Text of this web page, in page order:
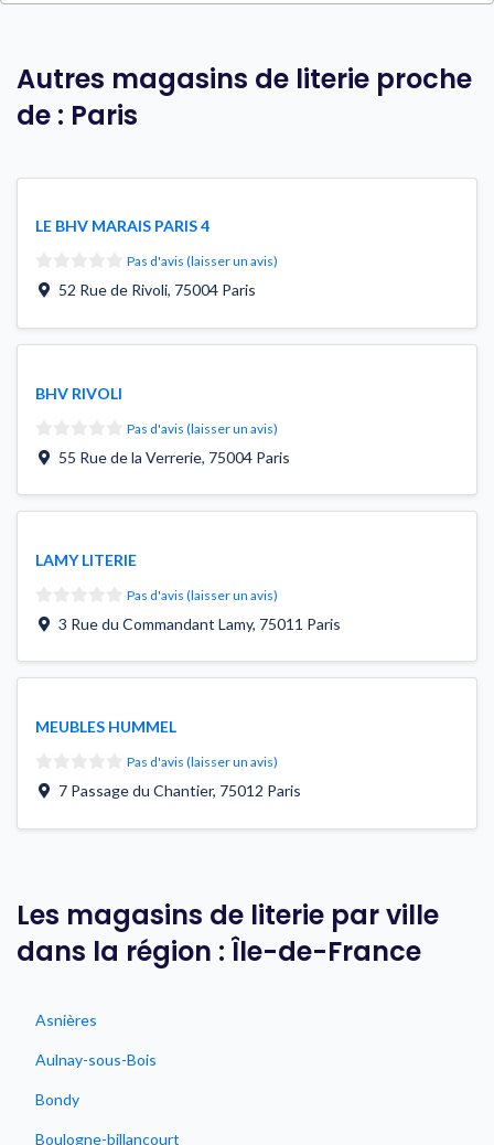
Autres magasins de literie proche
de : Paris
LE BHV MARAIS PARIS 4
Pas d'avis (laisser un avis)
52 Rue de Rivoli, 75004 Paris
BHV RIVOLI
Pas d'avis (laisser un avis)
55 Rue de la Verrerie, 75004 Paris
LAMY LITERIE
Pas d'avis (laisser un avis)
3 Rue du Commandant Lamy, 75011 Paris
MEUBLES HUMMEL
Pas d'avis (laisser un avis)
7 Passage du Chantier, 75012 Paris
Les magasins de literie par ville
dans la région : Île-de-France
Asnières
Aulnay-sous-Bois
Bondy
Boulogne-billancourt